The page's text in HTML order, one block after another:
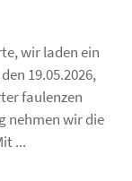
wir laden ein
19.05.2026,
faulenzen
nehmen wir die
...